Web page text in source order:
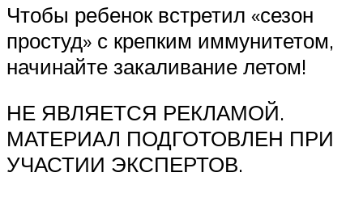
Чтобы ребенок встретил «сезон
простуд» с крепким иммунитетом,
начинайте закаливание летом!
НЕ ЯВЛЯЕТСЯ РЕКЛАМОЙ.
МАТЕРИАЛ ПОДГОТОВЛЕН ПРИ
УЧАСТИИ ЭКСПЕРТОВ.